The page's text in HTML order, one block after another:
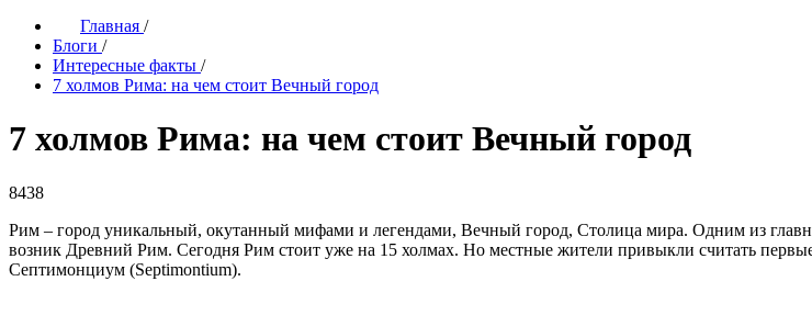
Главная /
Блоги /
Интересные факты /
7 холмов Рима: на чем стоит Вечный город
7 холмов Рима: на чем стоит Вечный город
8438
Рим – город уникальный, окутанный мифами и легендами, Вечный город, Столица мира. Одним из
возник Древний Рим. Сегодня Рим стоит уже на 15 холмах. Но местные жители привыкли считать
Септимонциум (Septimontium).